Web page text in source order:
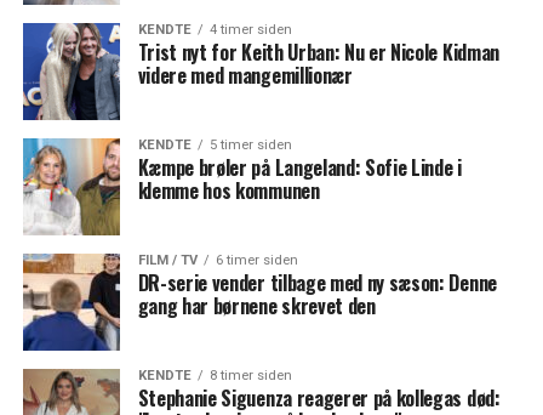
KENDTE 4 timer siden
Trist nyt for Keith Urban: Nu er Nicole Kidman
videre med mangemillionær
KENDTE 5 timer siden
Kæmpe brøler på Langeland: Sofie Linde i
klemme hos kommunen
FILM / TV 6 timer siden
DR-serie vender tilbage med ny sæson: Denne
gang har børnene skrevet den
KENDTE 8 timer siden
Stephanie Siguenza reagerer på kollegas død: